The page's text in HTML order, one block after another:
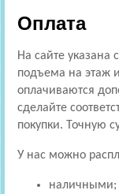
Оплата
На сайте указана
подъема на этаж
оплачиваются
сделайте
покупки. Точную
У нас можно
наличными;